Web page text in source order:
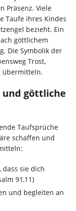
Präsenz. Viele
Taufe ihres Kindes
bezieht. Ein
göttlichem
Die Symbolik der
Trost,
übermitteln.
und göttliche
Taufsprüche
schaffen und
dass sie dich
91,11)
und begleiten an